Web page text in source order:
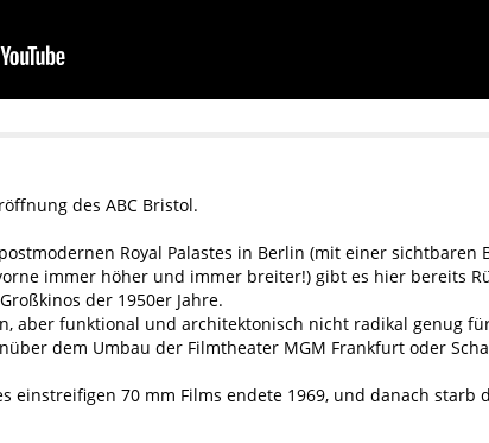
des ABC Bristol.
Royal Palastes in Berlin (mit einer sichtbaren
immer höher und immer breiter!) gibt es hier bereits
der 1950er Jahre.
aber funktional und architektonisch nicht radikal genug
dem Umbau der Filmtheater MGM Frankfurt oder
einstreifigen 70 mm Films endete 1969, und danach